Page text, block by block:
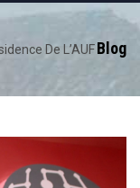
Blog
De L’AUF